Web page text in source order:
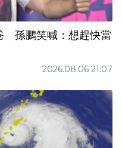
孫鵬笑喊：想趕快當
2026.08.06 21:07